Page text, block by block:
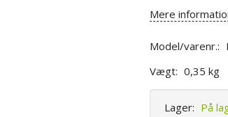
Mere
Model/varenr.:
Vægt: 0,35 kg
Lager: På